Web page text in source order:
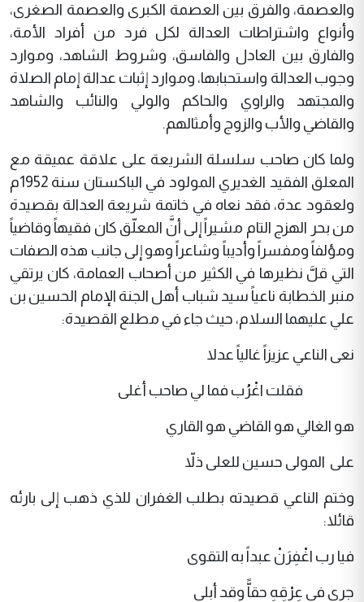
والعصمة، والفرق بين العصمة الكبرى والعصمة الصغرى،
وأنواع واشتراطات العدالة لكل فرد من أفراد الأمة،
والفارق بين العادل والفاسق، وشروط الشاهد، وموارد
وجوب العدالة واستحبابها، وموارد إثبات عدالة إمام الصلاة
والمجتهد والراوي والحاكم والولي والنائب والشاهد
والقاضي والأب والزوج وأمثالهم.
ولما كان صاحب سلسلة الشريعة على علاقة عميقة مع
المعلق الفقيد الغديري المولود في الباكستان سنة 1952م
ولعقود عدة، فقد نعاه في خاتمة شريعة العدالة بقصيدة
من بحر الهزج التام مشيراً إلى أنَّ المعلّق كان فقيهاً وقاضياً
ومؤلفاً ومفسراً وأديباً وشاعراً وهو إلى جانب هذه الصفات
التي قلَّ نظيرها في الكثير من أصحاب العمامة، كان يرتقي
منبر الخطابة ناعياً سيد شباب أهل الجنة الإمام الحسين بن
علي عليهما السلام، حيث جاء في مطلع القصيدة:
نعى الناعي عزيزاً غالياً عدلا
فقلت اغْرُب فما لي صاحب أغلى
هو الغالي هو القاضي هو القاري
على المولى حسين للعلى ذلاّ
وختم الناعي قصيدته بطلب الغفران للذي ذهب إلى بارئه
قائلا:
فيا رب اغْفِرَنْ عبداً به التقوى
جرى في عِرْقِهِ حقاًّ وقد أبلى